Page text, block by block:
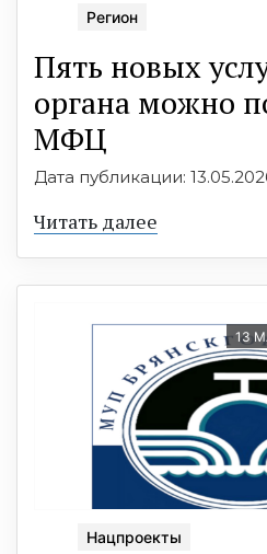
Регион
Пять новых
органа можно
МФЦ
Дата публикации:
Читать далее
13
Нацпроекты